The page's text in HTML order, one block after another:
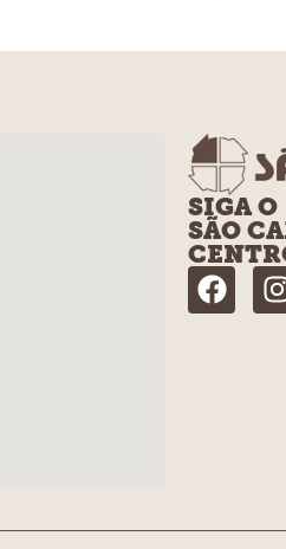
SIGA O
SÃO